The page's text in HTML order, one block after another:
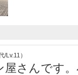
Lv.11）
屋さんです